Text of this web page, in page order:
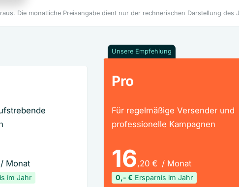
Die monatliche Preisangabe dient nur der rechnerischen Darstellung des
/ Monat
im Jahr
Pro
Unsere Empfehlung
Für regelmäßige Versender und
professionelle Kampagnen
16,20 € / Monat
0,- € Ersparnis im Jahr